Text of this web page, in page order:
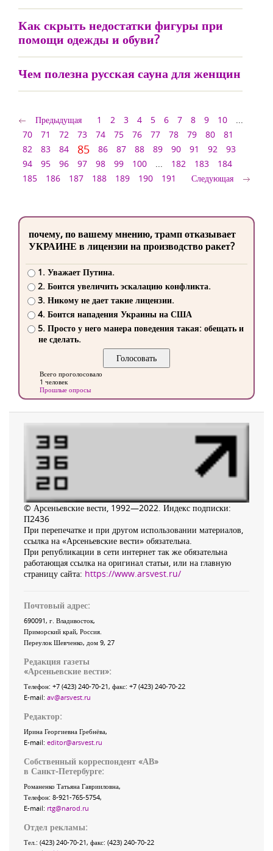
Как скрыть недостатки фигуры при
помощи одежды и обуви?
Чем полезна русская сауна для женщин
Предыдущая 1 2 3 4 5 6 7 8 9 10
...
70
71 72 73 74 75 76 77 78 79 80
81
82
83 84 85 86 87 88 89 90 91 92
93
94
95 96 97 98 99 100 ... 182 183
184
185
186 187 188 189 190 191 Следующая
почему, по вашему мнению, трамп отказывает
УКРАИНЕ в лицензии на производство ракет?
1. Уважает Путина.
2. Боится увеличить эскалацию конфликта.
3. Никому не дает такие лицензии.
4. Боится нападения Украины на США
5. Просто у него манера поведения такая: обещать и
не сделать.
Всего проголосовало
1 человек
Прошлые опросы
© Арсеньевские вести, 1992—2022. Индекс подписки:
П2436
При перепечатке и при другом использовании материалов,
ссылка на «Арсеньевские вести» обязательна.
При републикации в сети интернет так же обязательна
работающая ссылка на оригинал статьи, или на главную
страницу сайта: https://www.arsvest.ru/
Почтовый адрес:
690091, г. Владивосток,
Приморский край, Россия
Переулок Шевченко, дом 9, 27
Редакция газеты
«Арсеньевские вести»:
Телефон: +7 (423) 240-70-21, факс: +7 (423) 240-70-22
E-mail: av@arsvest.ru
Редактор:
Ирина Георгиевна Гребнёва,
E-mail: editor@arsvest.ru
Собственный корреспондент «АВ»
в Санкт-Петербурге:
Романенко Татьяна Гаврииловна,
Телефон: 8-921-765-5754,
E-mail: rtg@narod.ru
Отдел рекламы:
Тел.: (423) 240-70-21, факс: (423) 240-70-22